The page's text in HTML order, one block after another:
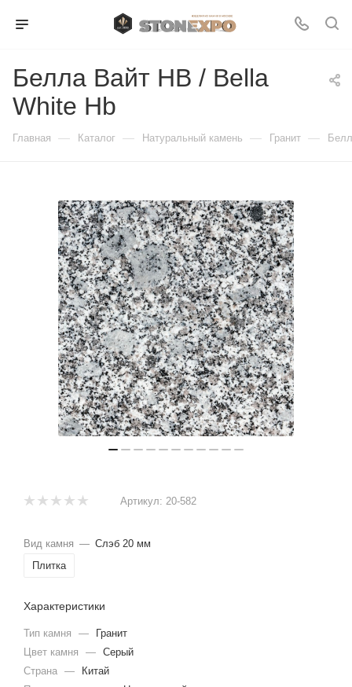
Белла Вайт HB / Bella
White Hb
Главная — Каталог — Натуральный камень — Гранит —
Артикул: 20-582
Вид камня — Слэб 20 мм
Плитка
Характеристики
Тип камня —
Гранит
Цвет камня
— Серый
Страна —
Китай